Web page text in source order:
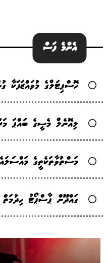
އެންމެ ފަސް
ހޮސްޕިޓަލްގެ މުވައްޒަފަކާ
ލިއޮނެލް މެސީގެ ބައްޕަ
މަސްތުވާތަކެތީގެ
ގައްދޫން ޕާސްޕޯޓު ހިދުމަތް